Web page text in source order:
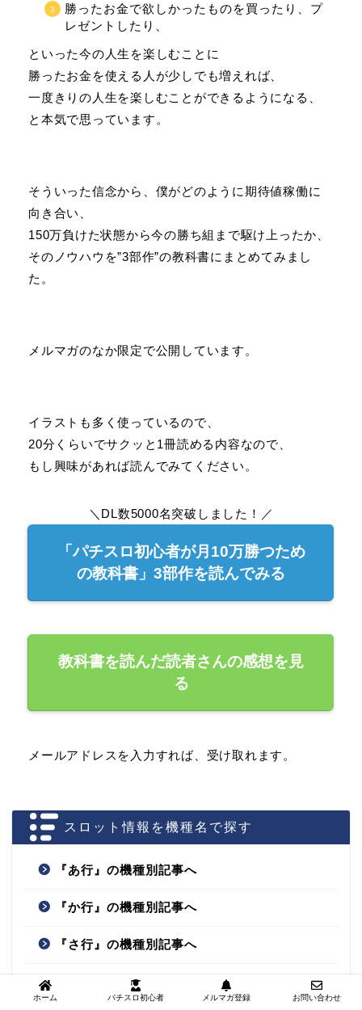
勝ったお金で欲しかったものを買ったり、プ
レゼントしたり、
といった今の人生を楽しむことに
勝ったお金を使える人が少しでも増えれば、
一度きりの人生を楽しむことができるようになる、
と本気で思っています。
そういった信念から、僕がどのように期待値稼働に
向き合い、
150万負けた状態から今の勝ち組まで駆け上ったか、
そのノウハウを”3部作”の教科書にまとめてみまし
た。
メルマガのなか限定で公開しています。
イラストも多く使っているので、
20分くらいでサクッと1冊読める内容なので、
もし興味があれば読んでみてください。
＼DL数5000名突破しました！／
「パチスロ初心者が月10万勝つため
の教科書」3部作を読んでみる
教科書を読んだ読者さんの感想を見
る
メールアドレスを入力すれば、受け取れます。
スロット情報を機種名で探す
『あ行』の機種別記事へ
『か行』の機種別記事へ
『さ行』の機種別記事へ
『た行』の機種別記事へ
ホーム パチスロ初心者 メルマガ登録 お問い合わせ